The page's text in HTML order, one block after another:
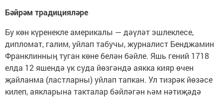
Бәйрәм традицияләре
Бу көн күренекле америкалы — дәүләт эшлеклесе,
дипломат, галим, уйлап табучы, журналист Бенджамин
Франклинның туган көне белән бәйле. Яшь гений 1718
елда 12 яшендә үк суда йөзгәндә аякка кияр өчен
җайланма (ластларны) уйлап тапкан. Ул тизрәк йөзәсе
килеп, аякларына такталар бәйләгән һәм нәтиҗәдә